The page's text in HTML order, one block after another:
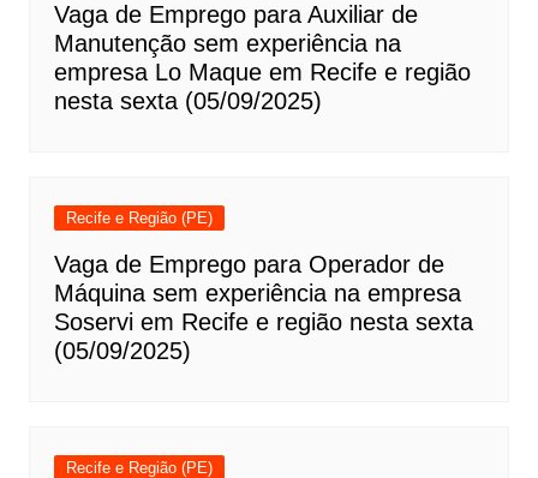
Vaga de Emprego para Auxiliar de
Manutenção sem experiência na
empresa Lo Maque em Recife e região
nesta sexta (05/09/2025)
Recife e Região (PE)
Vaga de Emprego para Operador de
Máquina sem experiência na empresa
Soservi em Recife e região nesta sexta
(05/09/2025)
Recife e Região (PE)